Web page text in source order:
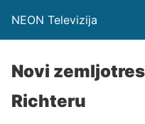
NEON Televizija
Novi
Richteru